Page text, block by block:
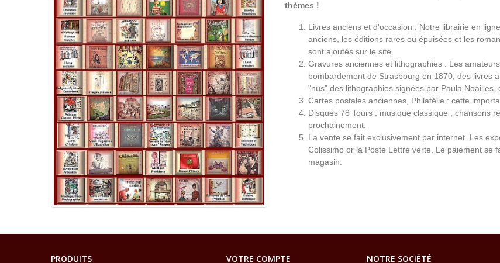
thèmes !
Livres anciens et d'occasion : Notre librairie en
anciens, les éditions rares ou épuisées et les
sont ajoutés sur le site.
Gravures anciennes et lithographies : Les
bombardement de Strasbourg en 1870, des livres
"nus" des lithographies signées par Paula Noailles,
Cartes postales anciennes, Philatélie : cette
Disques 78 Tours : musique classique ; chansons
prochainement.
La vente se fait exclusivement par internet. Les
Colissimo or la Poste Lettre verte. Le paiement se
magasin.
PRODUITS VOTRE COMPTE NOTRE SOCIÉTÉ